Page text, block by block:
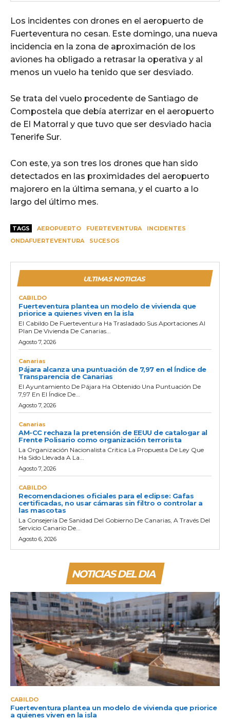
Los incidentes con drones en el aeropuerto de
Fuerteventura no cesan. Este domingo, una nueva
incidencia en la zona de aproximación de los
aviones ha obligado a retrasar la operativa y al
menos un vuelo ha tenido que ser desviado.
Se trata del vuelo procedente de Santiago de
Compostela que debía aterrizar en el aeropuerto
de El Matorral y que tuvo que ser desviado hacia
Tenerife Sur.
Con este, ya son tres los drones que han sido
detectados en las proximidades del aeropuerto
majorero en la última semana, y el cuarto a lo
largo del último mes.
TAGS AEROPUERTO FUERTEVENTURA
INCIDENTES
ONDAFUERTEVENTURA
SUCESOS
ULTIMAS NOTICIAS
CABILDO
Fuerteventura plantea un modelo de vivienda que
priorice a quienes viven en la isla
El Cabildo De Fuerteventura Ha Trasladado Sus Aportaciones Al
Plan De Vivienda De Canarias...
Agosto 7, 2026
Canarias
Pájara alcanza una puntuación de 7,97 en el Índice de
Transparencia de Canarias
El Ayuntamiento De Pájara Ha Obtenido Una Puntuación De
7,97 En El Índice De...
Agosto 7, 2026
Canarias
AM-CC rechaza la pretensión de EEUU de catalogar al
Frente Polisario como organización terrorista
La Organización Nacionalista Critica La Propuesta De Ley Que
Ha Sido Llevada A La...
Agosto 7, 2026
CABILDO
Recomendaciones oficiales para el eclipse: Gafas
certificadas, no usar cámaras sin filtro o controlar a
las mascotas
La Consejería De Sanidad Del Gobierno De Canarias, A Través Del
Servicio Canario De...
Agosto 6, 2026
NOTICIAS DEL DIA
CABILDO
Fuerteventura plantea un modelo de vivienda que priorice
a quienes viven en la isla